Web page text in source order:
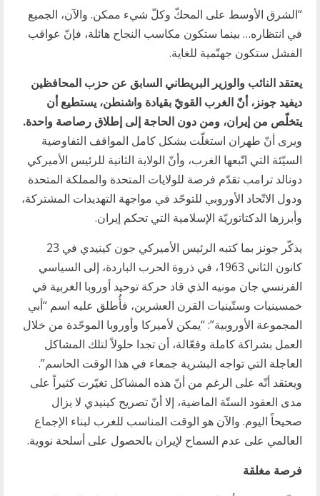
“الشرق الأوسط على المحكّ وكلّ شيء ممكن. والآن، الجميع
في انتظاره… بينما ستكون مكاسب النجاح هائلة، فإنّ عواقب
الفشل ستكون جهنّمية للغاية.
يعتقد النائب والوزير البريطاني السابق عن حزب المحافظين
ديفيد جونز، أنّ الغرب القويّ بقيادة واشنطن، يستطيع أن
يتخلّص من إيران، ومن دون الحاجة إلى إطلاق رصاصة واحدة.
ويرى أنّ طهران استغلّت بشكل كامل المواقف التفاوضية
السيّئة التي اتّبعها الغرب، وأنّ الولاية الثانية للرئيس الأميركي
دونالد ترامب تقدّم فرصة للولايات المتحدة والمملكة المتحدة
ودول الاتّحاد الأوروبي للتوحّد في مواجهة التهديدات المشتركة،
وأبرزها الدكتاتوريّة الإسلامية التي تحكم إيران.
يذكّر جونز بما كتبه الرئيس الأميركي جون كينيدي في 23
كانون الثاني 1963، في ذروة الحرب الباردة، إلى السياسي
الفرنسي جان مونيه الذي قاد حركة توحيد أوروبا الغربية في
خمسينيات وستّينيات القرن العشرين، فأُطلق عليه اسم “أبي
المجموعة الأوروبية”: “يمكن لأميركا وأوروبا الموحّدة من خلال
العمل بشراكة كاملة وفعّالة، أن تجدا حلولاً لتلك المشاكل
العاجلة التي تواجه البشرية جمعاء في هذا الوقت الحاسم”.
ويعتقد أنّه على الرغم من أنّ هذه المشاكل تغيّرت كثيراً على
مدى العقود الستّة الماضية، إلا أنّ تصريح كينيدي لا يزال
صحيحاً اليوم. والآن هو الوقت المناسب للغرب لبناء الإجماع
العالمي على عدم السماح لإيران بالحصول على أسلحة نووية.
فرصة مغلقة